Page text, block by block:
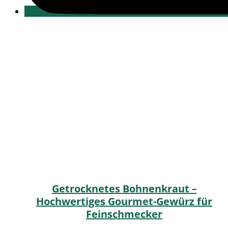
Getrocknetes Bohnenkraut –
Hochwertiges Gourmet-Gewürz für
Feinschmecker